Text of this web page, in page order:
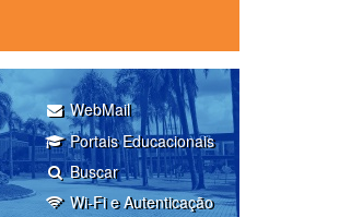
WebMail
Portais Educacionais
Buscar
Wi-Fi e Autenticação